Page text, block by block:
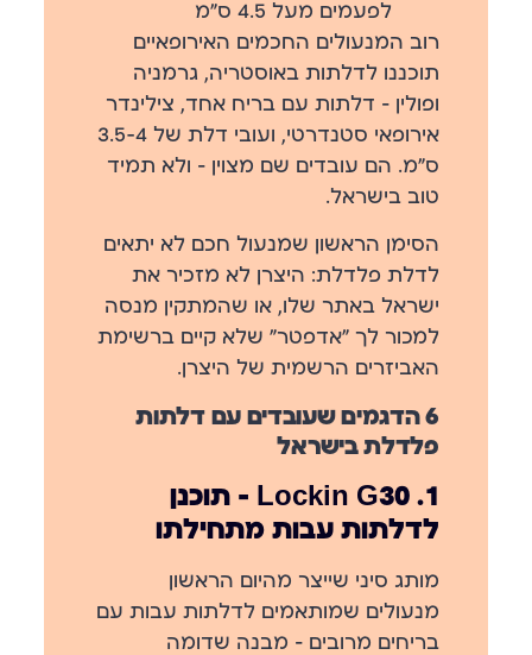
לפעמים מעל 4.5 ס״מ
רוב המנעולים החכמים האירופאיים
תוכננו לדלתות באוסטריה, גרמניה
ופולין — דלתות עםבריח אחד, צילינדר
אירופאי סטנדרטי, ועובי דלת של 3.5-4
ס״מ. הם עובדים שם מצוין — ולא תמיד
טוב בישראל.
הסימן הראשון שמנעול חכם לא יתאים
לדלת פלדלת: היצרן לא מזכיר את
ישראל באתר שלו, או שהמתקין מנסה
למכור לך ״אדפטר״ שלא קיים ברשימת
האביזרים הרשמית של היצרן.
6 הדגמים שעובדים עם דלתות
פלדלת בישראל
1. Lockin G30 — תוכנן
לדלתות עבות מתחילתו
מותג סיני שייצר מהיום הראשון
מנעולים שמותאמים לדלתות עבות עם
בריחים מרובים — מבנה שדומה